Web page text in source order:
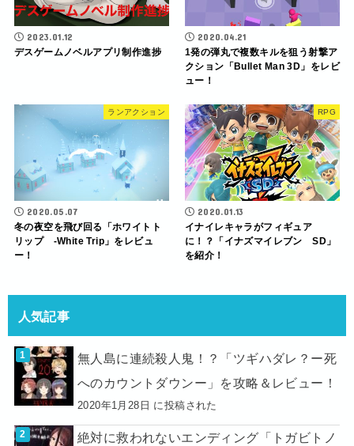
2023.01.12
デスゲームノベルアプリ制作進捗
2020.04.21
1発の弾丸で複数キルを狙う射撃ア
クション「Bullet Man 3D」をレビ
ュー！
ランアクション
2020.05.07
冬の夜空を飛び回る「ホワイトト
リップ -White Trip」をレビュ
ー！
RPG
2020.01.13
イナイレキャラがフィギュア
に！？「イナズマイレブン SD」
を紹介！
人気記事
無人島に連続殺人鬼！？「ツギハダレ？ー死
へのカウントダウンー」を攻略＆レビュー！
2020年1月28日 に投稿された
絶対に救われないエンディング「トガビトノ